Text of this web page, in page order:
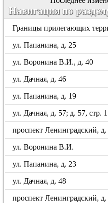
Навигация по
Границы прилегающих
ул. Папанина, д. 25
ул. Воронина В.И., д. 40
ул. Дачная, д. 46
ул. Папанина, д. 19
ул. Дачная, д. 57; д. 57, стр. 1
проспект Ленинградский, д.
ул. Воронина В.И.
ул. Папанина, д. 23
ул. Дачная, д. 48
проспект Ленинградский, д.